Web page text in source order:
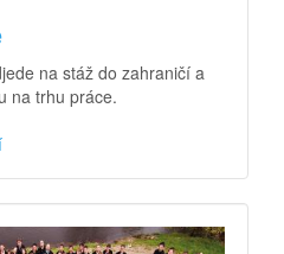
na stáž do zahraničí a
na trhu práce.